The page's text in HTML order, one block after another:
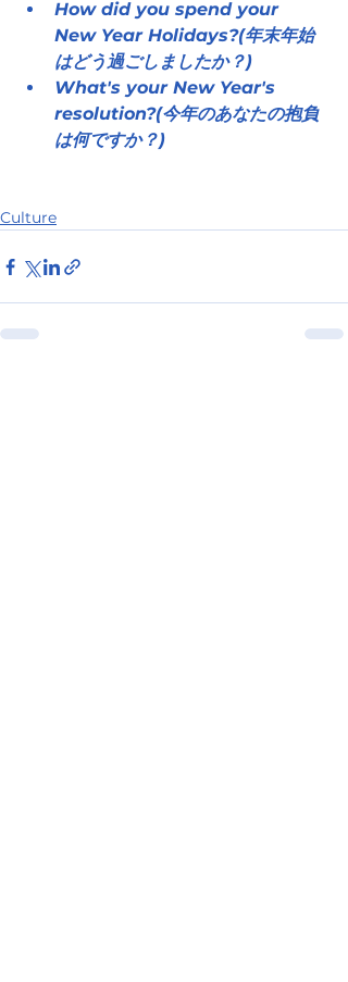
How did you spend your
New Year Holidays?(年末年始
はどう過ごしましたか？)
What's your New Year's
resolution?(今年のあなたの抱負
は何ですか？)
Culture